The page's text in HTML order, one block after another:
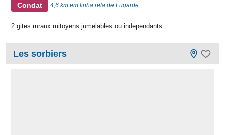
Condat 4,6 km em linha reta de Lugarde
2 gites ruraux mitoyens jumelables ou independants
Les sorbiers